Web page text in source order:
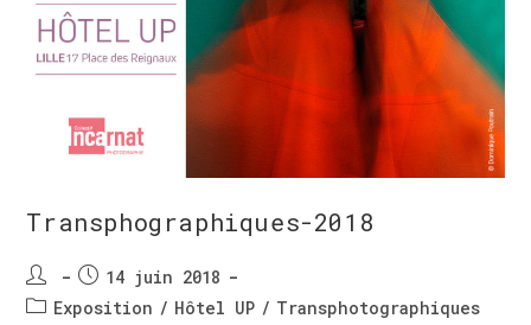
Transphographiques-2018
14 juin 2018
Exposition / Hôtel UP / Transphotographiques